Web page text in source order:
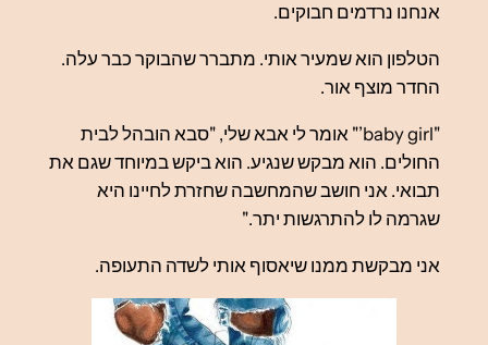
אנחנו נרדמים חבוקים.
הטלפון הוא שמעיר אותי. מתברר שהבוקר כבר עלה.
החדר מוצף אור.
"baby girl’" אומר לי אבא שלי, "סבא הובהל לבית
החולים. הוא מבקש שנגיע. הוא ביקש במיוחד שגם את
תבואי. אני חושב שהמחשבה שחזרת לחיינו היא
שגרמה לו להתרגשות יתר."
אני מבקשת ממנו שיאסוף אותי לשדה התעופה.